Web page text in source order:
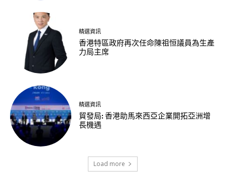
精選資訊
香港特區政府再次任命陳祖恒議員為生產
力局主席
精選資訊
貿發局: 香港助馬來西亞企業開拓亞洲增
長機遇
Load more